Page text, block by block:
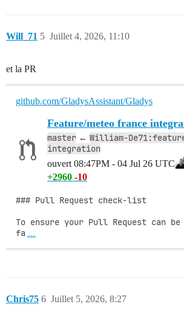
Will_71 Juillet 4, 2026, 11:10
5
et la PR
github.com/GladysAssistant/Gladys
Feature/meteo france
master ← William-
integration
ouvert 08:47PM - 04 Jul 26 UTC
+2960 -10
### Pull Request check-list
To ensure your Pull Request can be
fa
Chris75 Juillet 5, 2026, 8:27
6